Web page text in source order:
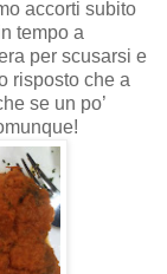
accorti subito
tempo a
per scusarsi e
risposto che a
se un po’